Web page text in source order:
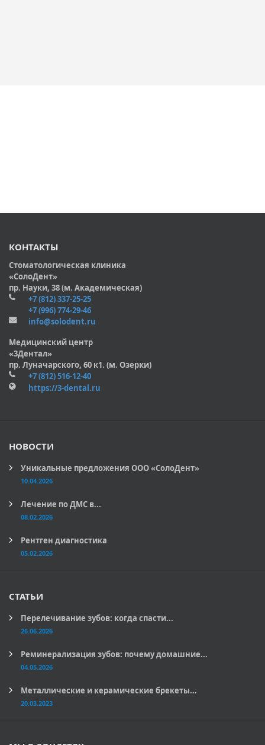
КОНТАКТЫ
Стоматологическая клиника
«СолоДент»
пр. Науки, 38 (м. Академическая)
+7 (812) 337-25-25
+7 (996) 774-29-46
info@solodent.ru
Медицинский центр
«3Дентал»
пр. Луначарского, 60 к1. (м. Озерки)
+7 (812) 516-12-40
https://3-dental.ru
НОВОСТИ
Уникальные предложения ООО «СолоДент»
10.04.2026
Лечение по ДМС в...
08.02.2026
Рентген диагностика
05.02.2026
СТАТЬИ
Перелечивание зубов: когда спасти...
26.06.2026
Реминерализация зубов: почему домашние...
04.05.2026
Металлические и керамические брекеты...
20.03.2023